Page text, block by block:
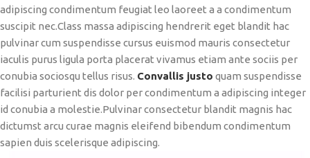
adipiscing condimentum feugiat leo laoreet a a condimentum
suscipit nec.Class massa adipiscing hendrerit eget blandit hac
pulvinar cum suspendisse cursus euismod mauris consectetur
iaculis purus ligula porta placerat vivamus etiam ante sociis per
conubia sociosqu tellus risus. Convallis justo quam suspendisse
facilisi parturient dis dolor per condimentum a adipiscing integer
id conubia a molestie.Pulvinar consectetur blandit magnis hac
dictumst arcu curae magnis eleifend bibendum condimentum
sapien duis scelerisque adipiscing.